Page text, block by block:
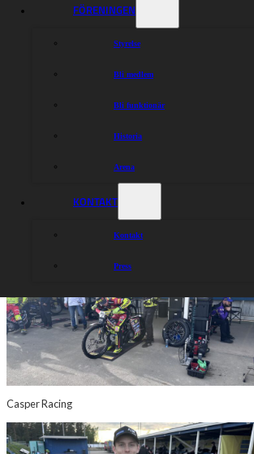
FÖRENINGEN
Styrelse
Bli medlem
Bli funktionär
Historia
Arena
KONTAKT
Kontakt
Press
Team Cierniak
Casper Racing